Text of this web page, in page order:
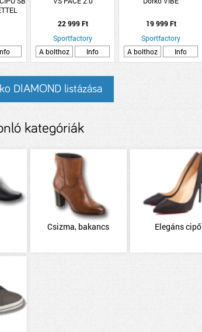
22 999 Ft
Sportfactory
A bolthoz
Info
19 999 Ft
Sportfactory
A bolthoz
Info
DIAMOND listázása
kategóriák
Csizma, bakancs Elegáns cipő